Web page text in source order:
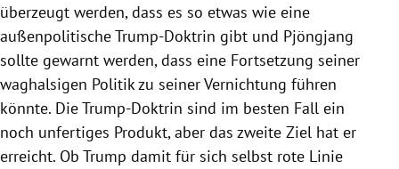
überzeugt werden, dass es so etwas wie eine
außenpolitische Trump-Doktrin gibt und Pjöngjang
sollte gewarnt werden, dass eine Fortsetzung seiner
waghalsigen Politik zu seiner Vernichtung führen
könnte. Die Trump-Doktrin sind im besten Fall ein
noch unfertiges Produkt, aber das zweite Ziel hat er
erreicht. Ob Trump damit für sich selbst rote Linie